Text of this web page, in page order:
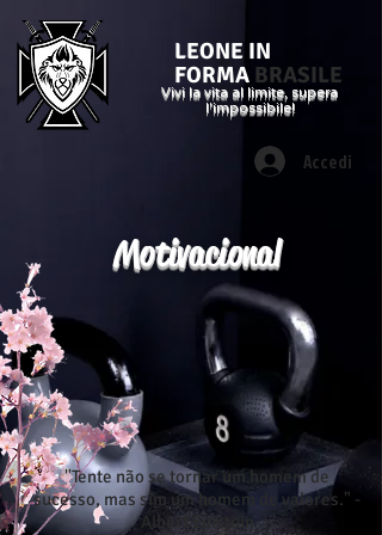
LEONE IN
FORMA BRASILE
Vivi la vita al limite, supera
l'impossibile!
Accedi
Motivacional
"Tente não se tornar um homem de
sucesso, mas sim um homem de valores." -
Albert Einstein